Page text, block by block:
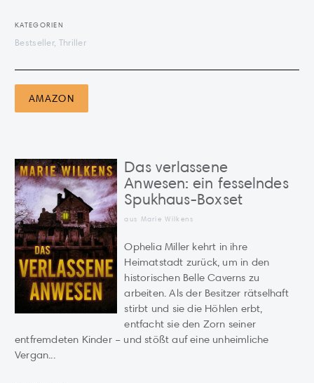
KATEGORIEN
Bestseller, Thriller
AMAZON
Das verlassene
Anwesen: ein fesselndes
Spukhaus-Boxset
aus Marie Wilkens
Ophelia Miller kehrt in ihre
Heimatstadt zurück, um in den
historischen Belle Caverns zu
arbeiten. Als der Besitzer rätselhaft
stirbt und sie die Höhlen erbt,
entfacht sie den Zorn seiner
entfremdeten Kinder – und stößt auf eine unheimliche
Vergan...